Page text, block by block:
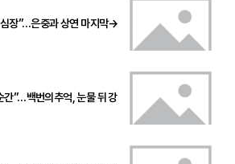
장”…은중과 상연 마지막→
간”…백번의추억, 눈물 뒤 강